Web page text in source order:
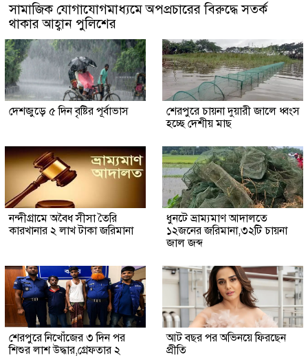
সামাজিক যোগাযোগমাধ্যমে অপপ্রচারের বিরুদ্ধে সতর্ক
থাকার আহ্বান পুলিশের
দেশজুড়ে ৫ দিন বৃষ্টির পূর্বাভাস
শেরপুরে চায়না দুয়ারী জালে ধ্বংস
হচ্ছে দেশীয় মাছ
নন্দীগ্রামে অবৈধ সীসা তৈরি
কারখানার ২ লাখ টাকা জরিমানা
ধুনটে ভ্রাম্যমাণ আদালতে
১২জনের জরিমানা,৩২টি চায়না
জাল জব্দ
শেরপুরে নিখোঁজের ৩ দিন পর
শিশুর লাশ উদ্ধার,গ্রেফতার ২
আট বছর পর অভিনয়ে ফিরছেন
প্রীতি